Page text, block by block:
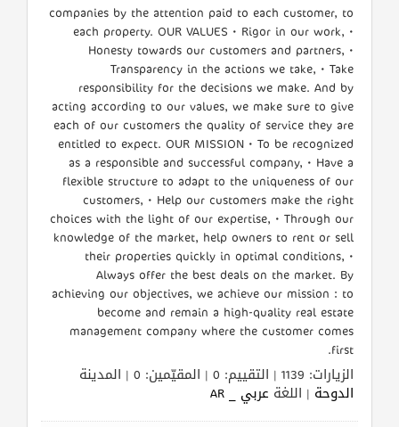
companies by the attention paid to each customer, to
each property. OUR VALUES • Rigor in our work, •
Honesty towards our customers and partners, •
Transparency in the actions we take, • Take
responsibility for the decisions we make. And by
acting according to our values, we make sure to give
each of our customers the quality of service they are
entitled to expect. OUR MISSION • To be recognized
as a responsible and successful company, • Have a
flexible structure to adapt to the uniqueness of our
customers, • Help our customers make the right
choices with the light of our expertise, • Through our
knowledge of the market, help owners to rent or sell
their properties quickly in optimal conditions, •
Always offer the best deals on the market. By
achieving our objectives, we achieve our mission : to
become and remain a high-quality real estate
management company where the customer comes
first.
الزيارات: 1139 | التقييم: 0 | المقيّمين: 0 | المدينة
الدوحة | اللغة عربي _ AR